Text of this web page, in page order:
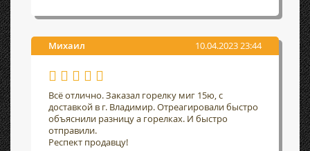
Михаил 10.04.2023 23:44
Всё отлично. Заказал горелку миг 15ю, с
доставкой в г. Владимир. Отреагировали быстро
объяснили разницу а горелках. И быстро
отправили.
Респект продавцу!